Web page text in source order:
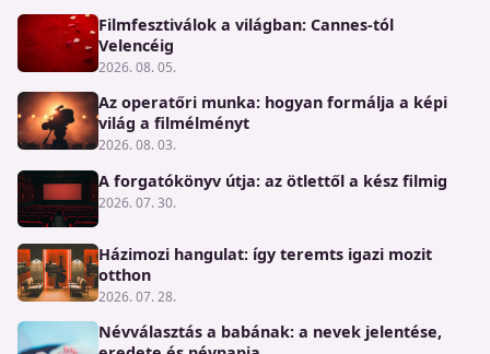
Filmfesztiválok a világban: Cannes-tól
Velencéig
2026. 08. 05.
Az operatőri munka: hogyan formálja a képi
világ a filmélményt
2026. 08. 03.
A forgatókönyv útja: az ötlettől a kész filmig
2026. 07. 30.
Házimozi hangulat: így teremts igazi mozit
otthon
2026. 07. 28.
Névválasztás a babának: a nevek jelentése,